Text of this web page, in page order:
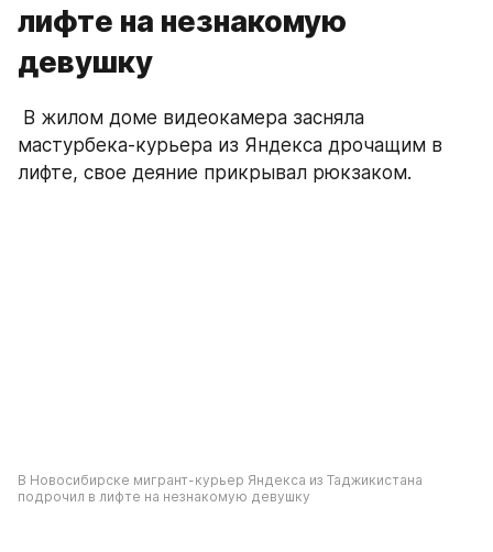
лифте на незнакомую
девушку
мастурбека-курьера из Яндекса дрочащим в
лифте, свое деяние прикрывал рюкзаком.
В Новосибирске мигрант-курьер Яндекса из Таджикистана
подрочил в лифте на незнакомую девушку